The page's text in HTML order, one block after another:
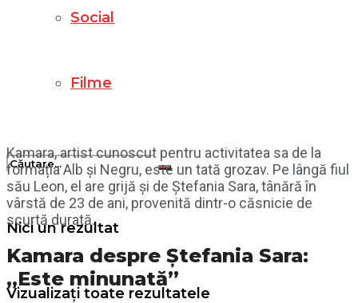
Social
Filme
Nici un rezultat
Vizualizați toate rezultatele
Kamara, artist cunoscut pentru activitatea sa de la
formația Alb și Negru, este un tată grozav. Pe lângă fiul
său Leon, el are grijă și de Ștefania Sara, tânără în
vârstă de 23 de ani, provenită dintr-o căsnicie de
scurtă durată.
Kamara despre Ștefania Sara:
„Este minunată”